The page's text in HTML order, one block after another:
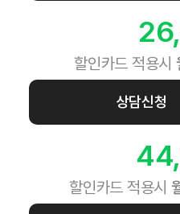
할인카드 적용시
상담신청
할인카드 적용시